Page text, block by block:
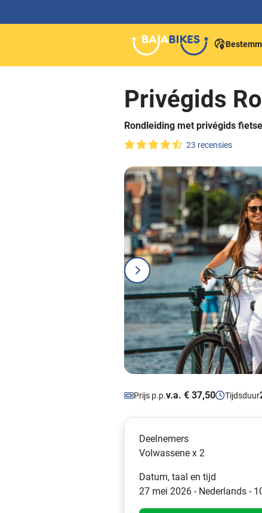
Privégids
Rondleiding met privégids
23 recensies
Prijs p.p.v.a. € 37,50 Tijdsduur
Deelnemers
Volwassene x 2
Datum, taal en tijd
27 mei 2026 - Nederlands -